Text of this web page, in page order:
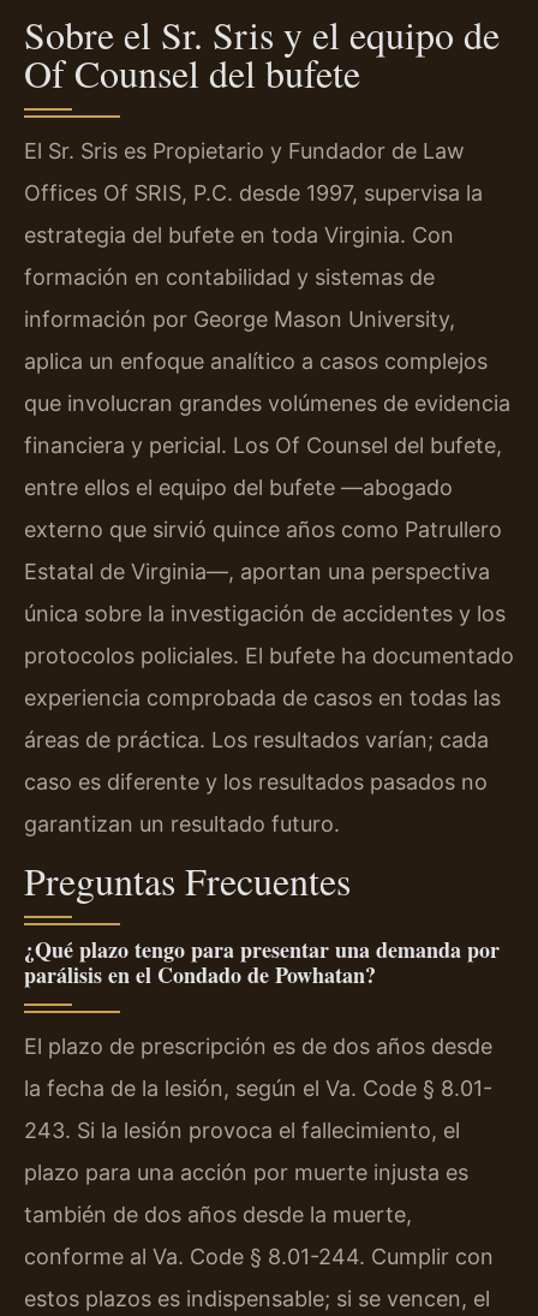
Sobre el Sr. Sris y el equipo de
Of Counsel del bufete
El Sr. Sris es Propietario y Fundador de Law
Offices Of SRIS, P.C. desde 1997, supervisa la
estrategia del bufete en toda Virginia. Con
formación en contabilidad y sistemas de
información por George Mason University,
aplica un enfoque analítico a casos complejos
que involucran grandes volúmenes de evidencia
financiera y pericial. Los Of Counsel del bufete,
entre ellos el equipo del bufete —abogado
externo que sirvió quince años como Patrullero
Estatal de Virginia—, aportan una perspectiva
única sobre la investigación de accidentes y los
protocolos policiales. El bufete ha documentado
experiencia comprobada de casos en todas las
áreas de práctica. Los resultados varían; cada
caso es diferente y los resultados pasados no
garantizan un resultado futuro.
Preguntas Frecuentes
¿Qué plazo tengo para presentar una demanda por
parálisis en el Condado de Powhatan?
El plazo de prescripción es de dos años desde
la fecha de la lesión, según el Va. Code § 8.01-
243. Si la lesión provoca el fallecimiento, el
plazo para una acción por muerte injusta es
también de dos años desde la muerte,
conforme al Va. Code § 8.01-244. Cumplir con
estos plazos es indispensable; si se vencen, el